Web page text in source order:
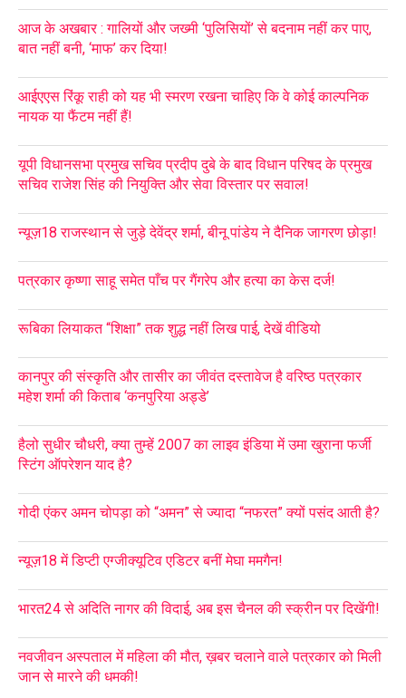
आज के अखबार : गालियों और जख्मी ‘पुलिसियों’ से बदनाम नहीं कर पाए,
बात नहीं बनी, ‘माफ’ कर दिया!
आईएएस रिंकू राही को यह भी स्मरण रखना चाहिए कि वे कोई काल्पनिक
नायक या फैंटम नहीं हैं!
यूपी विधानसभा प्रमुख सचिव प्रदीप दुबे के बाद विधान परिषद के प्रमुख
सचिव राजेश सिंह की नियुक्ति और सेवा विस्तार पर सवाल!
न्यूज़18 राजस्थान से जुड़े देवेंद्र शर्मा, बीनू पांडेय ने दैनिक जागरण छोड़ा!
पत्रकार कृष्णा साहू समेत पाँच पर गैंगरेप और हत्या का केस दर्ज!
रूबिका लियाकत “शिक्षा” तक शुद्ध नहीं लिख पाई, देखें वीडियो
कानपुर की संस्कृति और तासीर का जीवंत दस्तावेज है वरिष्ठ पत्रकार
महेश शर्मा की किताब ‘कनपुरिया अड्डे’
हैलो सुधीर चौधरी, क्या तुम्हें 2007 का लाइव इंडिया में उमा खुराना फर्जी
स्टिंग ऑपरेशन याद है?
गोदी एंकर अमन चोपड़ा को “अमन” से ज्यादा “नफरत” क्यों पसंद आती है?
न्यूज़18 में डिप्टी एग्जीक्यूटिव एडिटर बनीं मेघा ममगैन!
भारत24 से अदिति नागर की विदाई, अब इस चैनल की स्क्रीन पर दिखेंगी!
नवजीवन अस्पताल में महिला की मौत, ख़बर चलाने वाले पत्रकार को मिली
जान से मारने की धमकी!